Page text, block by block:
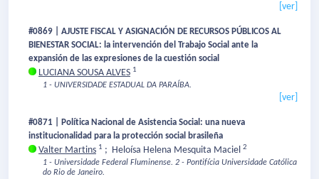
[ver]
#0869 | AJUSTE FISCAL Y ASIGNACIÓN DE RECURSOS PÚBLICOS AL
BIENESTAR SOCIAL: la intervención del Trabajo Social ante la
expansión de las expresiones de la cuestión social
LUCIANA SOUSA ALVES 1
1 - UNIVERSIDADE ESTADUAL DA PARAÍBA.
[ver]
#0871 | Política Nacional de Asistencia Social: una nueva
institucionalidad para la protección social brasileña
Valter Martins 1 ; Heloísa Helena Mesquita Maciel 2
1 - Universidade Federal Fluminense. 2 - Pontifícia Universidade Católica
do Rio de Janeiro.